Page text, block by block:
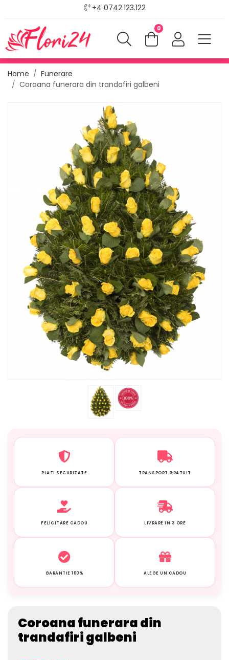
+4 0742.123.122
0
Home
Funerare
Coroana funerara din trandafiri galbeni
PLATI SECURIZATE TRANSPORT GRATUIT
FELICITARE CADOU LIVRARE IN 3 ORE
GARANTIE 100% ALEGE UN CADOU
Coroana funerara din
trandafiri galbeni